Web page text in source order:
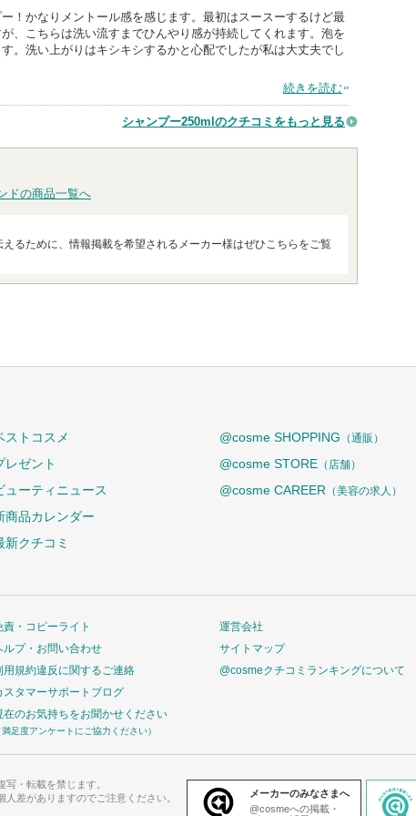
！かなりメントール感を感じます。最初はスースーするけど最
、こちらは洗い流すまでひんやり感が持続してくれます。泡を
。洗い上がりはキシキシするかと心配でしたが私は大丈夫でし
続きを読む
シャンプー250mlのクチコミをもっと見る
ドの商品一覧へ
るために、情報掲載を希望されるメーカー様はぜひこちらをご覧
ストコスメ
レゼント
ューティニュース
商品カレンダー
新クチコミ
@cosme SHOPPING （通販）
@cosme STORE （店舗）
@cosme CAREER （美容の求人）
責・コピーライト
ルプ・お問い合わせ
用規約違反に関するご連絡
スタマーサポートブログ
在のお気持ちをお聞かせください
満足度アンケートにご協力ください）
運営会社
サイトマップ
@cosmeクチコミランキングについて
・転載を禁じます。
差がありますのでご注意ください。
メーカーのみなさまへ
@cosmeへの掲載・